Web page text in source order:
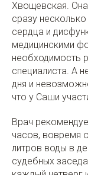
Хвощевская. Она
сразу
сердца и
медицинскими
необходимость
специалиста. А
дня и
что у Саши
Врач
часов, вовремя
литров воды в
судебных